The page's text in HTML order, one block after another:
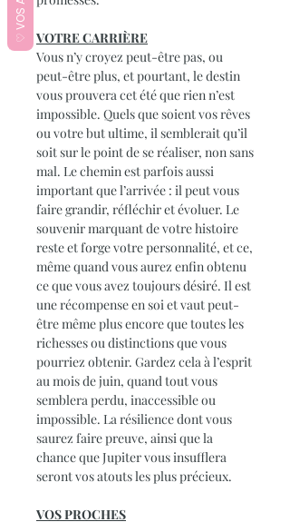
VOTRE CARRIÈRE
Vous n’y croyez peut-être pas, ou
peut-être plus, et pourtant, le destin
vous prouvera cet été que rien n’est
impossible. Quels que soient vos rêves
ou votre but ultime, il semblerait qu’il
soit sur le point de se réaliser, non sans
mal. Le chemin est parfois aussi
important que l’arrivée : il peut vous
faire grandir, réfléchir et évoluer. Le
souvenir marquant de votre histoire
reste et forge votre personnalité, et ce,
même quand vous aurez enfin obtenu
ce que vous avez toujours désiré. Il est
une récompense en soi et vaut peut-
être même plus encore que toutes les
richesses ou distinctions que vous
pourriez obtenir. Gardez cela à l’esprit
au mois de juin, quand tout vous
semblera perdu, inaccessible ou
impossible. La résilience dont vous
saurez faire preuve, ainsi que la
chance que Jupiter vous insufflera
seront vos atouts les plus précieux.
VOS PROCHES